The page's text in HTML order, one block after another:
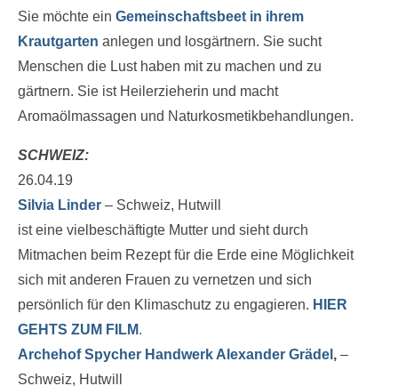
Sie möchte ein Gemeinschaftsbeet in ihrem
Krautgarten anlegen und losgärtnern. Sie sucht
Menschen die Lust haben mit zu machen und zu
gärtnern. Sie ist Heilerzieherin und macht
Aromaölmassagen und Naturkosmetikbehandlungen.
SCHWEIZ:
26.04.19
Silvia Linder – Schweiz, Hutwill
ist eine vielbeschäftigte Mutter und sieht durch
Mitmachen beim Rezept für die Erde eine Möglichkeit
sich mit anderen Frauen zu vernetzen und sich
persönlich für den Klimaschutz zu engagieren. HIER
GEHTS ZUM FILM.
Archehof Spycher Handwerk Alexander Grädel , –
Schweiz, Hutwill